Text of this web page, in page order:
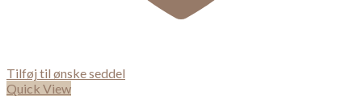
Tilføj til ønske seddel
Quick View